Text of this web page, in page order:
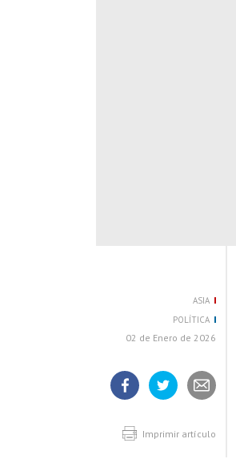
ASIA
POLÍTICA
02 de Enero de 2026
en
FacebookTwitter
Imprimir artículo